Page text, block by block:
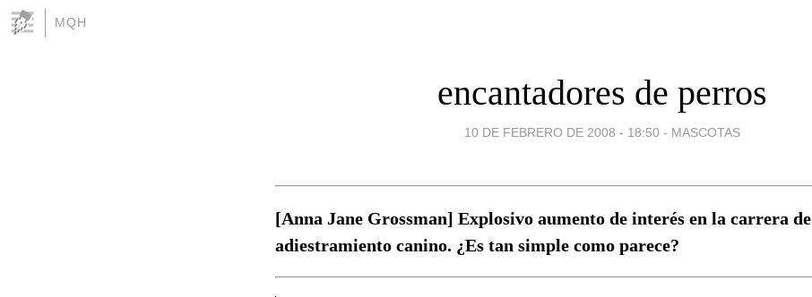
MQH
encantadores de perros
10 DE FEBRERO DE 2008 - 18:50 - MASCOTAS
[Anna Jane Grossman] Explosivo aumento de interés en la carrera de
adiestramiento canino. ¿Es tan simple como parece?